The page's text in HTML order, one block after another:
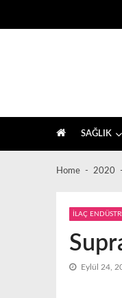
navigation
content
SAĞLIK
Home 2020
İLAÇ
Eylül 24,